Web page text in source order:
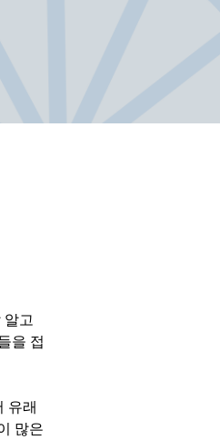
알고
을 접
유래
많은